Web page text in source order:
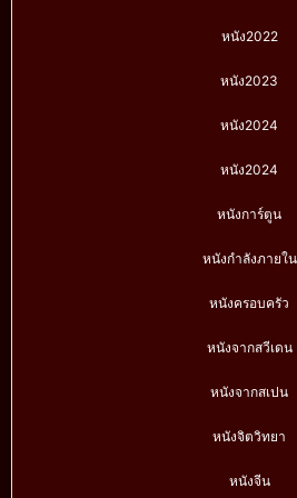
หนัง2022
หนัง2023
หนัง2024
หนัง2024
หนังการ์ตูน
หนังกำลังภายใน
หนังครอบครัว
หนังจากสวีเดน
หนังจากสเปน
หนังจิตวิทยา
หนังจีน